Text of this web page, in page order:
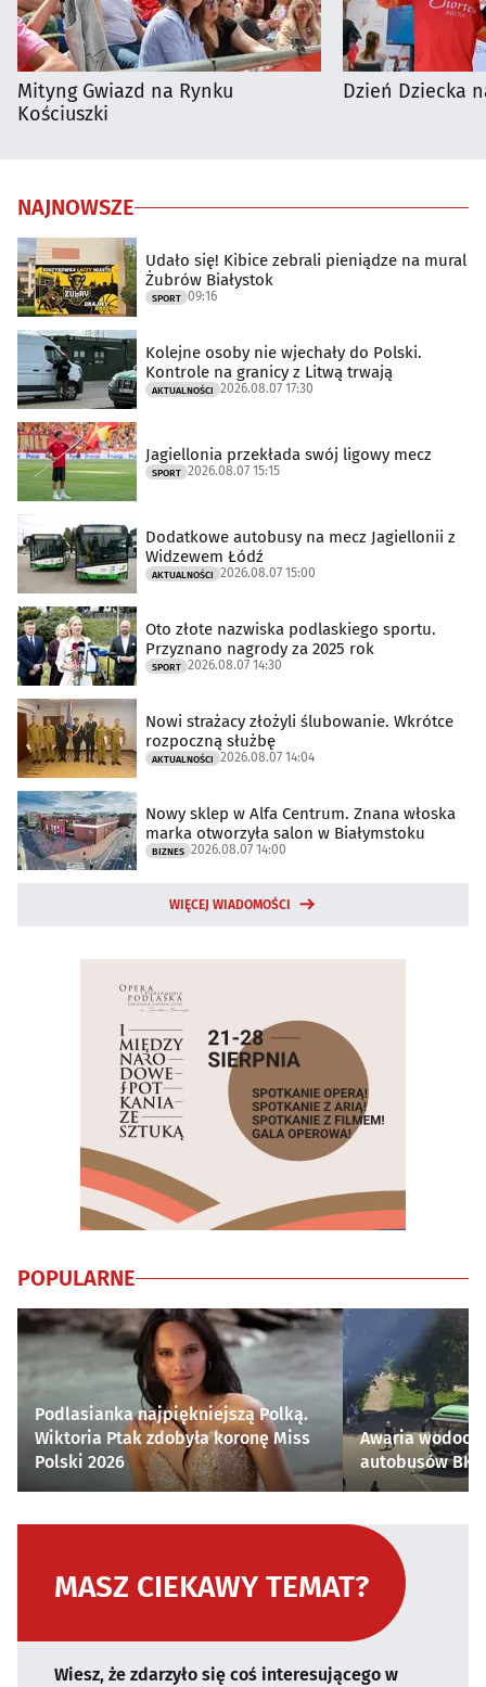
Mityng Gwiazd na Rynku
Kościuszki
Dzień Dziecka
NAJNOWSZE
Udało się! Kibice zebrali pieniądze na mural
Żubrów Białystok
SPORT 09:16
Kolejne osoby nie wjechały do Polski.
Kontrole na granicy z Litwą trwają
AKTUALNOŚCI 2026.08.07 17:30
Jagiellonia przekłada swój ligowy mecz
SPORT 2026.08.07 15:15
Dodatkowe autobusy na mecz Jagiellonii z
Widzewem Łódź
AKTUALNOŚCI 2026.08.07 15:00
Oto złote nazwiska podlaskiego sportu.
Przyznano nagrody za 2025 rok
SPORT 2026.08.07 14:30
Nowi strażacy złożyli ślubowanie. Wkrótce
rozpoczną służbę
AKTUALNOŚCI 2026.08.07 14:04
Nowy sklep w Alfa Centrum. Znana włoska
marka otworzyła salon w Białymstoku
BIZNES 2026.08.07 14:00
WIĘCEJ WIADOMOŚCI
POPULARNE
Podlasianka najpiękniejszą Polką.
Wiktoria Ptak zdobyła koronę Miss
Polski 2026
Awaria
autobusów
MASZ CIEKAWY TEMAT?
Wiesz, że zdarzyło się coś interesującego w